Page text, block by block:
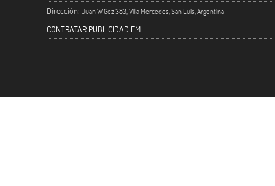
Dirección: Juan W Gez 383, Villa Mercedes, San Luis, Argentina
CONTRATAR PUBLICIDAD FM